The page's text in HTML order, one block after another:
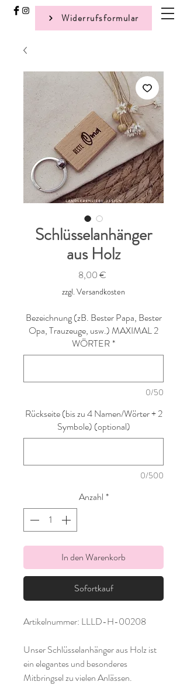
Widerrufsformular
Schlüsselanhänger
aus Holz
8,00 €Preis
zzgl. Versandkosten
Bezeichnung (zB. Bester Papa, Bester
Opa, Trauzeuge, usw.) MAXIMAL 2
WÖRTER*
0/50
Rückseite (bis zu 4 Namen/Wörter + 2
Symbole) (optional)
0/500
Anzahl *
In den Warenkorb
Sofortkauf
Artikelnummer: LLLD-H-00208
Unser Schlüsselanhänger aus Holz ist
ein elegantes und besonderes
Mitbringsel zu vielen Anlässen.